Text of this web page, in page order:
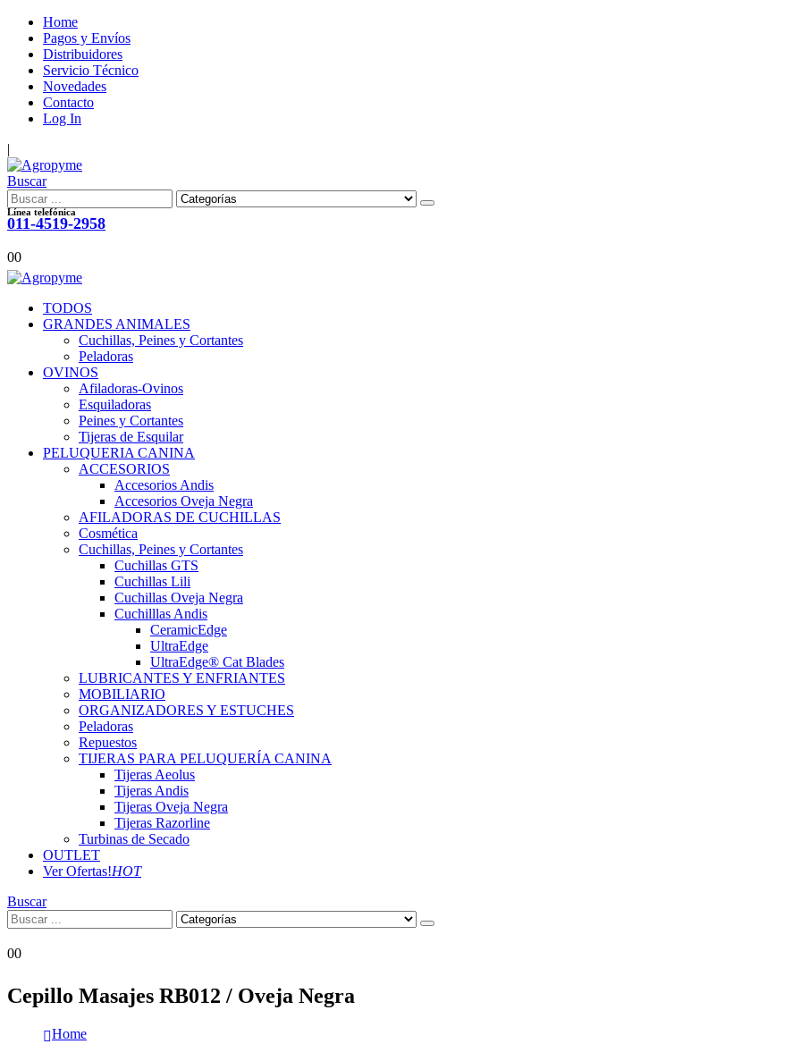
Home
Pagos y Envíos
Distribuidores
Servicio Técnico
Novedades
Contacto
Log In
|
Buscar
Línea telefónica
011-4519-2958
00
TODOS
GRANDES ANIMALES
Cuchillas, Peines y Cortantes
Peladoras
OVINOS
Afiladoras-Ovinos
Esquiladoras
Peines y Cortantes
Tijeras de Esquilar
PELUQUERIA CANINA
ACCESORIOS
Accesorios Andis
Accesorios Oveja Negra
AFILADORAS DE CUCHILLAS
Cosmética
Cuchillas, Peines y Cortantes
Cuchillas GTS
Cuchillas Lili
Cuchillas Oveja Negra
Cuchilllas Andis
CeramicEdge
UltraEdge
UltraEdge® Cat Blades
LUBRICANTES Y ENFRIANTES
MOBILIARIO
ORGANIZADORES Y ESTUCHES
Peladoras
Repuestos
TIJERAS PARA PELUQUERÍA CANINA
Tijeras Aeolus
Tijeras Andis
Tijeras Oveja Negra
Tijeras Razorline
Turbinas de Secado
OUTLET
Ver Ofertas!HOT
Buscar
00
Cepillo Masajes RB012 / Oveja Negra
Home